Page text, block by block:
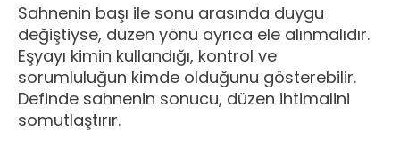
Sahnenin başı ile sonu arasında duygu
değiştiyse, düzen yönü ayrıca ele alınmalıdır.
Eşyayı kimin kullandığı, kontrol ve
sorumluluğun kimde olduğunu gösterebilir.
Definde sahnenin sonucu, düzen ihtimalini
somutlaştırır.